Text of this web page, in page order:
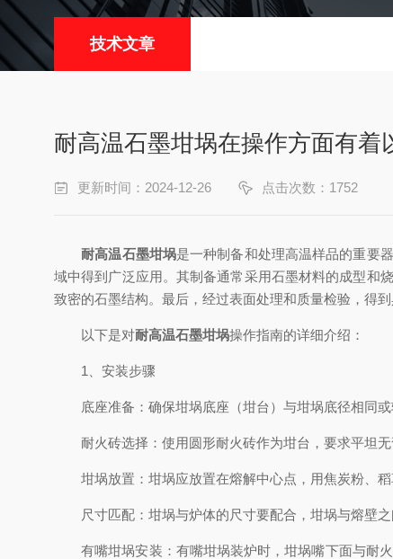
技术文章
耐高温石墨坩埚在操作方面有着
更新时间：2024-12-26 点击次数：1752
耐高温石墨坩埚是一种制备和处理高温样品的重要
域中得到广泛应用。其制备通常采用石墨材料的成型和
致密的石墨结构。最后，经过表面处理和质量检验，得
以下是对耐高温石墨坩埚操作指南的详细介绍：
1、安装步骤
底座准备：确保坩埚底座（坩台）与坩埚底径相同或
耐火砖选择：使用圆形耐火砖作为坩台，要求平坦无
坩埚放置：坩埚应放置在熔解中心点，用焦炭粉、稻
尺寸匹配：坩埚与炉体的尺寸要配合，坩埚与熔壁之
有嘴坩埚安装：有嘴坩埚装炉时，坩埚嘴下面与耐火